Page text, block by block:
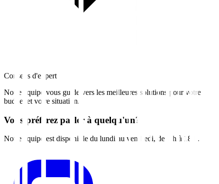
Conseils d'expert
Notre équipe vous guide vers les meilleures solutions pour votre
budget et votre situation.
Vous préférez parler à quelqu'un?
Notre équipe est disponible du lundi au vendredi, de 7 h à 18 h.